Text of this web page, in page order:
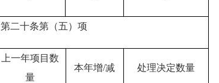
第二十条第（五）项
上一年项目数
量
本年增/减 处理决定数量